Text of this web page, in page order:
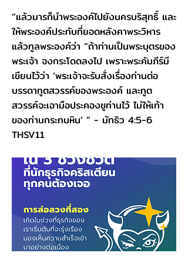
“แล้วมารก็นำพระองค์ไปยังนครบริสุทธิ์ และ
ให้พระองค์ประทับที่ยอดหลังคาพระวิหาร
แล้วทูลพระองค์ว่า “ถ้าท่านเป็นพระบุตรของ
พระเจ้า จงกระโดดลงไป เพราะพระคัมภีร์มี
เขียนไว้ว่า ‘พระเจ้าจะรับสั่งเรื่องท่านต่อ
บรรดาทูตสวรรค์ของพระองค์ และทูต
สวรรค์จะเอามือประคองชูท่านไว้ ไม่ให้เท้า
ของท่านกระทบหิน’ ” - มัทธิว‬ ‭4:5-6‬
‭THSV11‬‬